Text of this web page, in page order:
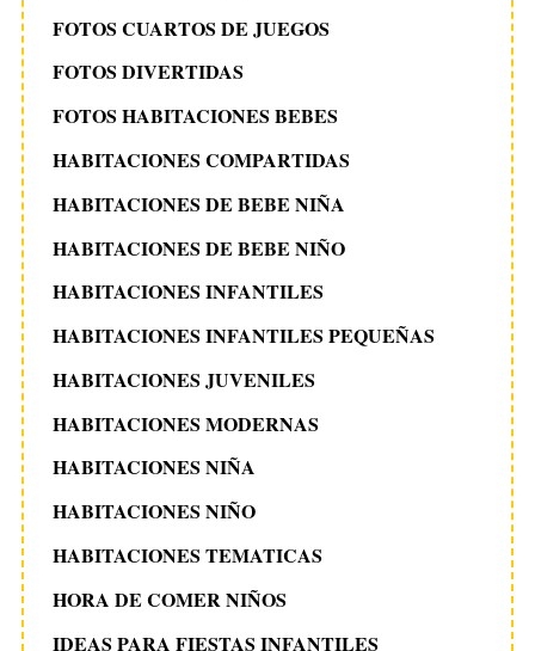
FOTOS CUARTOS DE JUEGOS
FOTOS DIVERTIDAS
FOTOS HABITACIONES BEBES
HABITACIONES COMPARTIDAS
HABITACIONES DE BEBE NIÑA
HABITACIONES DE BEBE NIÑO
HABITACIONES INFANTILES
HABITACIONES INFANTILES PEQUEÑAS
HABITACIONES JUVENILES
HABITACIONES MODERNAS
HABITACIONES NIÑA
HABITACIONES NIÑO
HABITACIONES TEMATICAS
HORA DE COMER NIÑOS
IDEAS PARA FIESTAS INFANTILES